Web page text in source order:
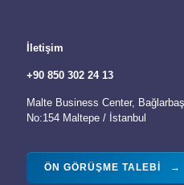
İletişim
+90 850 302 24 13
Malte Business Center,
No:154 Maltepe / İstanbul
ÖN GÖRÜŞME TALEBI